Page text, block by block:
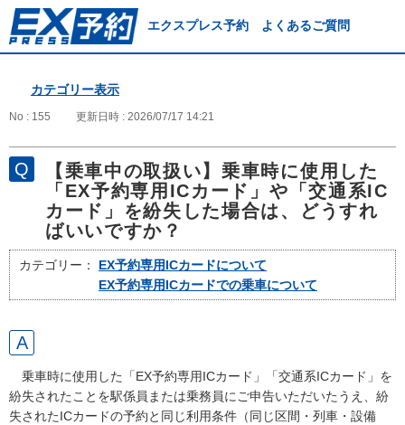
エクスプレス予約 よくあるご質問
カテゴリー表示
No : 155 更新日時 : 2026/07/17 14:21
【乗車中の取扱い】乗車時に使用した
「EX予約専用ICカード」や「交通系IC
カード」を紛失した場合は、どうすれ
ばいいですか？
カテゴリー：
EX予約専用ICカードについて
EX予約専用ICカードでの乗車について
乗車時に使用した「EX予約専用ICカード」「交通系ICカード」を
紛失されたことを駅係員または乗務員にご申告いただいたうえ、紛
失されたICカードの予約と同じ利用条件（同じ区間・列車・設備